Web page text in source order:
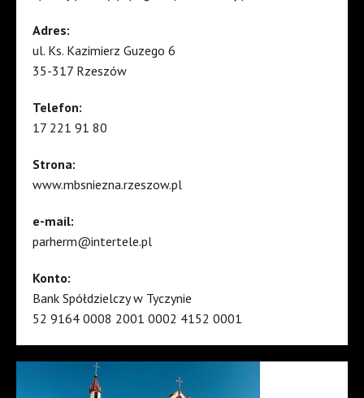
Adres:
ul. Ks. Kazimierz Guzego 6
35-317 Rzeszów
Telefon:
17 221 91 80
Strona:
www.mbsniezna.rzeszow.pl
e-mail:
parherm@intertele.pl
Konto:
Bank Spółdzielczy w Tyczynie
52 9164 0008 2001 0002 4152 0001